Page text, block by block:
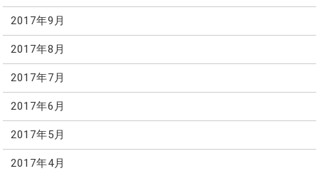
2017年9月
2017年8月
2017年7月
2017年6月
2017年5月
2017年4月